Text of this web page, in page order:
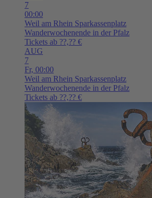
7
00:00
Weil am Rhein Sparkassenplatz
Wanderwochenende in der Pfalz
Tickets ab ??,?? €
AUG
7
Fr, 00:00
Weil am Rhein Sparkassenplatz
Wanderwochenende in der Pfalz
Tickets ab ??,?? €